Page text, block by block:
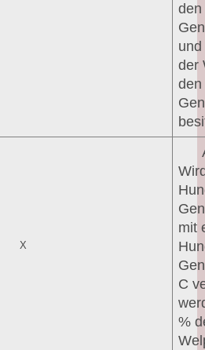
den
der
den
X
mit
C
%